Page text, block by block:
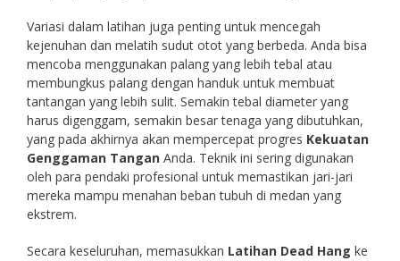
Variasi dalam latihan juga penting untuk mencegah
kejenuhan dan melatih sudut otot yang berbeda. Anda bisa
mencoba menggunakan palang yang lebih tebal atau
membungkus palang dengan handuk untuk membuat
tantangan yang lebih sulit. Semakin tebal diameter yang
harus digenggam, semakin besar tenaga yang dibutuhkan,
yang pada akhirnya akan mempercepat progres Kekuatan
Genggaman Tangan Anda. Teknik ini sering digunakan
oleh para pendaki profesional untuk memastikan jari-jari
mereka mampu menahan beban tubuh di medan yang
ekstrem.
Secara keseluruhan, memasukkan Latihan Dead Hang ke